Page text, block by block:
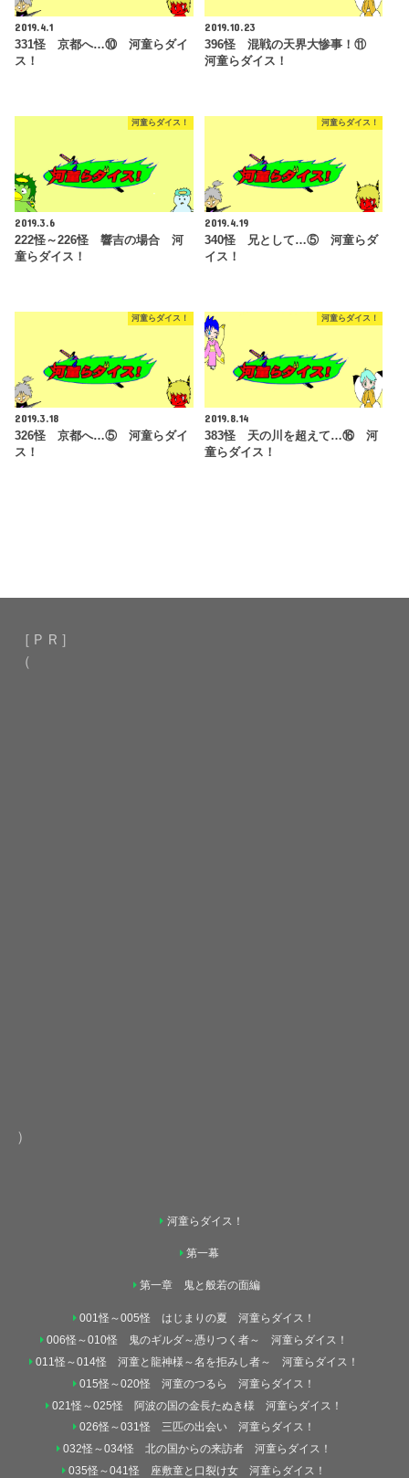
2019.4.1
331怪 京都へ…⑩ 河童らダイ
ス！
2019.10.23
396怪 混戦の天界大惨事！⑪
河童らダイス！
河童らダイス！
2019.3.6
222怪～226怪 響吉の場合 河
童らダイス！
河童らダイス！
2019.4.19
340怪 兄として…⑤ 河童らダ
イス！
河童らダイス！
2019.3.18
326怪 京都へ…⑤ 河童らダイ
ス！
河童らダイス！
2019.8.14
383怪 天の川を超えて…⑯ 河
童らダイス！
［ＰＲ］
（
）
河童らダイス！
第一幕
第一章 鬼と般若の面編
001怪～005怪 はじまりの夏 河童らダイス！
006怪～010怪 鬼のギルダ～憑りつく者～ 河童らダイス！
011怪～014怪 河童と龍神様～名を拒みし者～ 河童らダイス！
015怪～020怪 河童のつるら 河童らダイス！
021怪～025怪 阿波の国の金長たぬき様 河童らダイス！
026怪～031怪 三匹の出会い 河童らダイス！
032怪～034怪 北の国からの来訪者 河童らダイス！
035怪～041怪 座敷童と口裂け女 河童らダイス！